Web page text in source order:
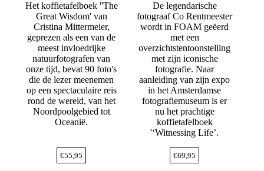
Het koffietafelboek ''The
Great Wisdom' van
Cristina Mittermeier,
geprezen als een van de
meest invloedrijke
natuurfotografen van
onze tijd, bevat 90 foto's
die de lezer meenemen
op een spectaculaire reis
rond de wereld, van het
Noordpoolgebied tot
Oceanië.
€55,95
De legendarische
fotograaf Co Rentmeester
wordt in FOAM geëerd
met een
overzichtstentoonstelling
met zijn iconische
fotografie. Naar
aanleiding van zijn expo
in het Amsterdamse
fotografiemuseum is er
nu het prachtige
koffietafelboek
'‘Witnessing Life’.
€69,95